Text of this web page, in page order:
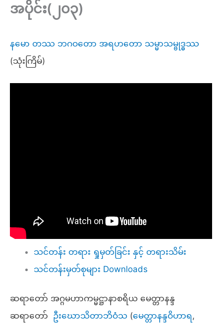
အပိုင်း(၂၀၃)
နမော တဿ ဘဂဝတော အရဟတော သမ္မာသမ္ဗုဒ္ဓဿ
(သုံးကြိမ်)
သင်တန်း တရား ရှုမှတ်ခြင်း နှင့် တရားသိမ်း
သင်တန်းမှတ်စုများ Downloads
ဆရာတော် အဂ္ဂမဟာကမ္မဋ္ဌာနာစရိယ မေတ္တာနန္ဒ
ဆရာတော် ဦးဃောသိတာဘိဝံသ (မေတ္တာနန္ဒဝိဟာရ,